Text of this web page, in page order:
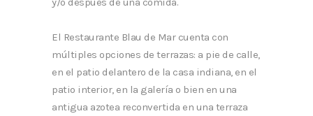
El Restaurante Blau de Mar cuenta con
múltiples opciones de terrazas: a pie de calle,
en el patio delantero de la casa indiana, en el
patio interior, en la galería o bien en una
antigua azotea reconvertida en una terraza